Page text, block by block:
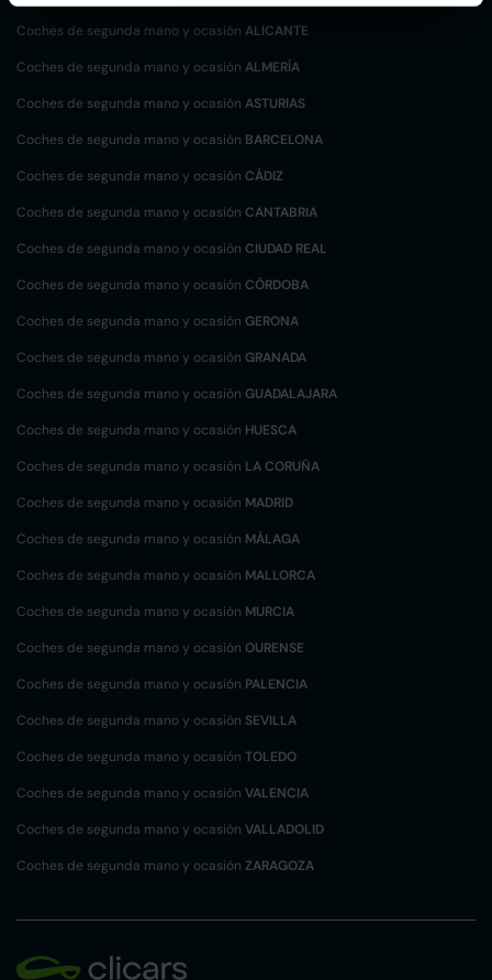
Coches de segunda mano y ocasión ALICANTE
Coches de segunda mano y ocasión ALMERÍA
Coches de segunda mano y ocasión ASTURIAS
Coches de segunda mano y ocasión BARCELONA
Coches de segunda mano y ocasión CÁDIZ
Coches de segunda mano y ocasión CANTABRIA
Coches de segunda mano y ocasión CIUDAD REAL
Coches de segunda mano y ocasión CÓRDOBA
Coches de segunda mano y ocasión GERONA
Coches de segunda mano y ocasión GRANADA
Coches de segunda mano y ocasión GUADALAJARA
Coches de segunda mano y ocasión HUESCA
Coches de segunda mano y ocasión LA CORUÑA
Coches de segunda mano y ocasión MADRID
Coches de segunda mano y ocasión MÁLAGA
Coches de segunda mano y ocasión MALLORCA
Coches de segunda mano y ocasión MURCIA
Coches de segunda mano y ocasión OURENSE
Coches de segunda mano y ocasión PALENCIA
Coches de segunda mano y ocasión SEVILLA
Coches de segunda mano y ocasión TOLEDO
Coches de segunda mano y ocasión VALENCIA
Coches de segunda mano y ocasión VALLADOLID
Coches de segunda mano y ocasión ZARAGOZA